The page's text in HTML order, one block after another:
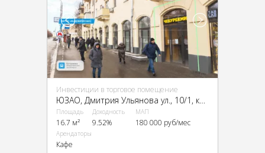
Инвестиции в торговое помещение
ЮЗАО, Дмитрия Ульянова ул., 10/1, кор. 1
Площадь
16.7 м²
Доходность
9.52%
МАП
180 000 руб/мес
Арендаторы
Кафе